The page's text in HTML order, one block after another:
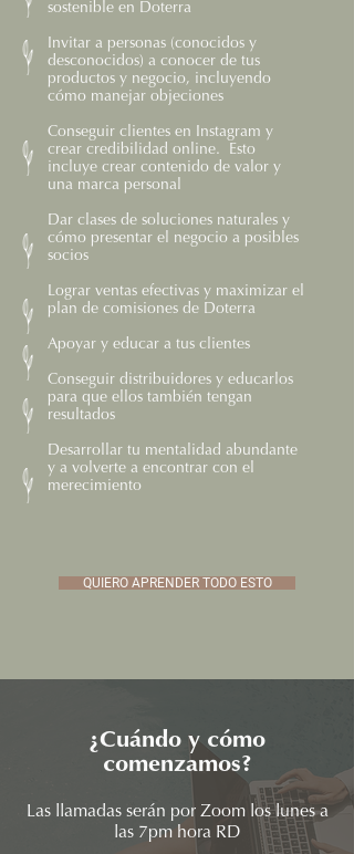
sostenible en Doterra
Invitar a personas (conocidos y
desconocidos) a conocer de tus
productos y negocio, incluyendo
cómo manejar objeciones
Conseguir clientes en Instagram y
crear credibilidad online. Esto
incluye crear contenido de valor y
una marca personal
​Dar clases de soluciones naturales y
cómo presentar el negocio a posibles
socios
Lograr ventas efectivas y maximizar el
plan de comisiones de Doterra
Apoyar y educar a tus clientes
Conseguir distribuidores y educarlos
para que ellos también tengan
resultados
Desarrollar tu mentalidad abundante
y a volverte a encontrar con el
merecimiento
QUIERO APRENDER TODO ESTO
¿Cuándo y cómo
comenzamos?
Las llamadas serán por Zoom los lunes a
las 7pm hora RD